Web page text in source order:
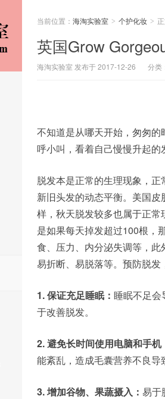
当前位置： 海淘实验室 > 个护化妆 >
英国Grow
海淘实验室 发布于 2017-12-26 分类
不知道是从哪天开始，匆匆
呼小叫，看着自己慢慢升起的
脱发本是正常的生理现象，
新旧头发的动态平衡。美国
样，秋天脱发较多也属于正
是如果每天掉发超过100根，
食、压力、内分泌失调等，此
易折断、易脱落等。预防脱发
1. 保证充足睡眠： 睡眠不足会
于改善脱发。
2. 避免长时间使用电脑和手机
能紊乱，造成毛囊营养不良导
3. 增加谷物、果蔬摄入： 易于